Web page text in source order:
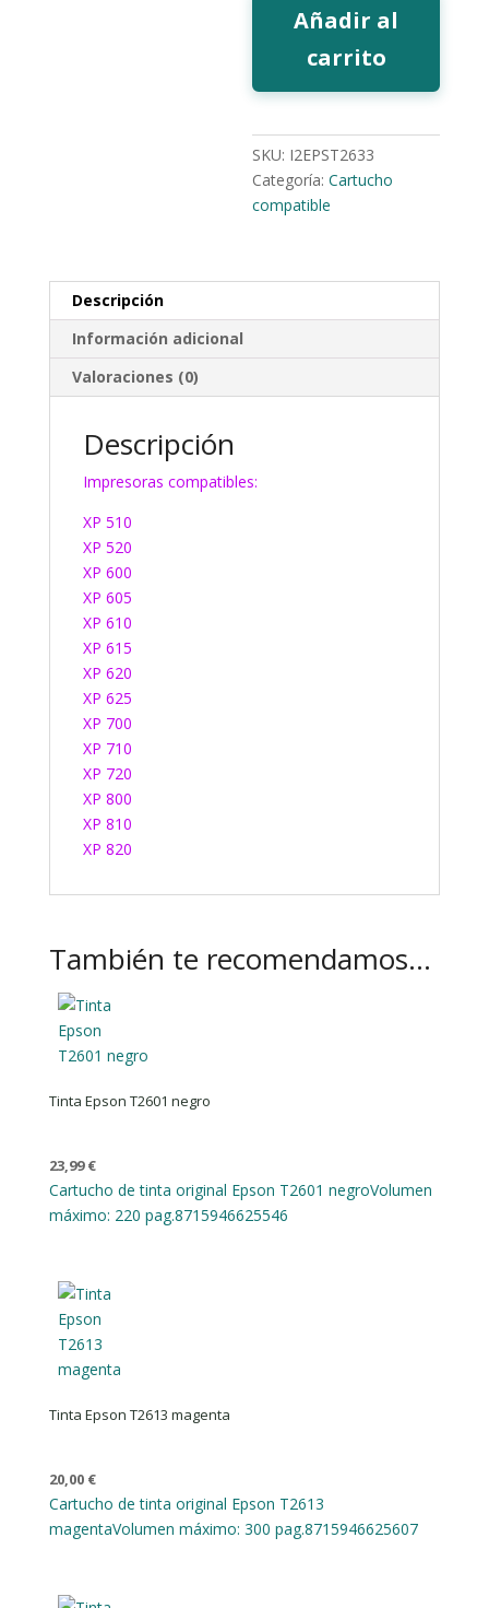
cantidad
Añadir al
carrito
SKU: I2EPST2633
Categoría:Cartucho
compatible
Descripción
Información adicional
Valoraciones (0)
Descripción
Impresoras compatibles:
XP 510
XP 520
XP 600
XP 605
XP 610
XP 615
XP 620
XP 625
XP 700
XP 710
XP 720
XP 800
XP 810
XP 820
También te recomendamos…
Tinta Epson T2601 negro
23,99€
Cartucho de tinta original Epson T2601 negroVolumen
máximo: 220 pag.8715946625546
Tinta Epson T2613 magenta
20,00 €
Cartucho de tinta original Epson T2613
magentaVolumen máximo: 300 pag.8715946625607